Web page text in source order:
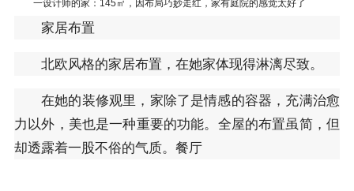
一设计师的家：145㎡，因布局巧妙走红，家有庭院的感觉太好了
家居布置
北欧风格的家居布置，在她家体现得淋漓尽致。
在她的装修观里，家除了是情感的容器，充满治愈
力以外，美也是一种重要的功能。全屋的布置虽简，但
却透露着一股不俗的气质。餐厅